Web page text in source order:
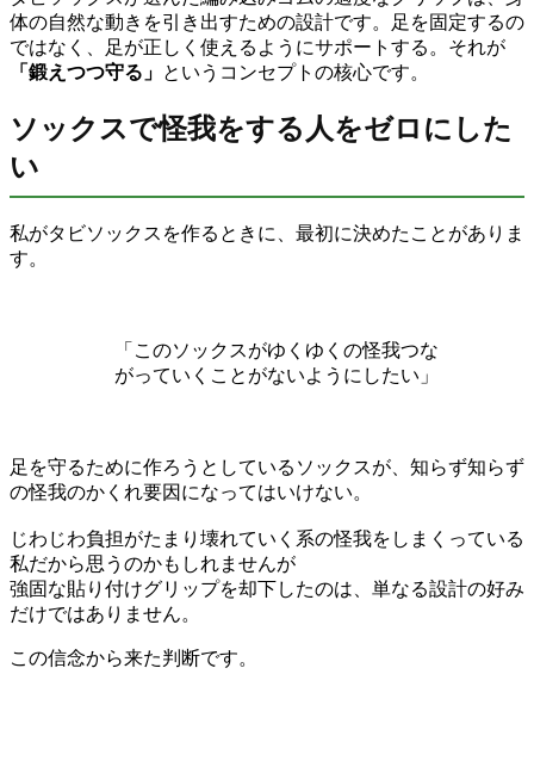
体の自然な動きを引き出すための設計です。足を固定するの
ではなく、足が正しく使えるようにサポートする。それが
「鍛えつつ守る」 というコンセプトの核心です。
ソックスで怪我をする人をゼロにした
い
私がタビソックスを作るときに、最初に決めたことがありま
す。
「このソックスがゆくゆくの怪我つな
がっていくことがないようにしたい」
足を守るために作ろうとしているソックスが、知らず知らず
の怪我のかくれ要因になってはいけない。
じわじわ負担がたまり壊れていく系の怪我をしまくっている
私だから思うのかもしれませんが
強固な貼り付けグリップを却下したのは、単なる設計の好み
だけではありません。
この信念から来た判断です。